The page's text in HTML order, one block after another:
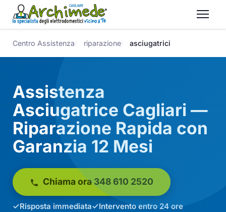
Centro Assistenza riparazione asciugatrici
Assistenza
Asciugatrice Cagliari —
Riparazione Rapida con
Garanzia 12 Mesi
Chiama ora 348 610 2520
Risposta immediata Intervento entro 24 ore